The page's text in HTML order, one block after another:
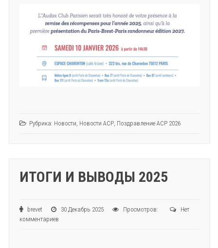
Рубрика: Новости Новости АСР, Поздравление АСР 2026
ИТОГИ И ВЫВОДЫ 2025
brevet 30 Декабрь 2025 Просмотров:
Нет
комментариев